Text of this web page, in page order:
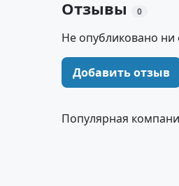
Отзывы 0
Не опубликовано ни
Добавить отзыв
Популярная